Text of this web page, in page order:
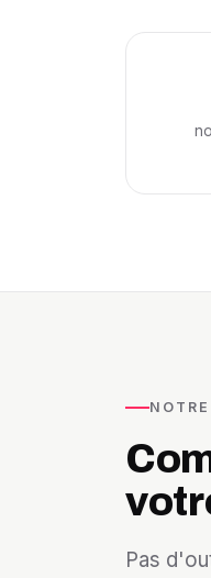
Pas